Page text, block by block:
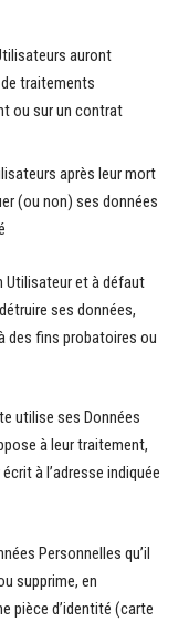
auront
traitements
ou sur un contrat
après leur mort
(ou non) ses données
Utilisateur et à défaut
ses données,
des fins probatoires ou
utilise ses Données
à leur traitement,
à l’adresse indiquée
Personnelles qu’il
supprime, en
pièce d’identité (carte